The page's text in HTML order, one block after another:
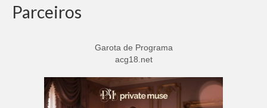
Parceiros
Garota de Programa
acg18.net